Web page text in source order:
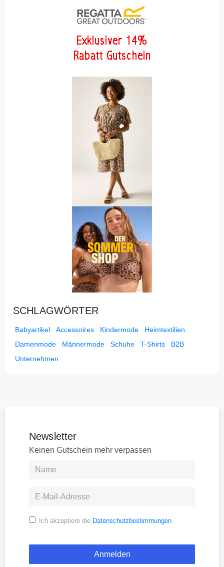
SCHLAGWÖRTER
Babyartikel Accessoires Kindermode
Heimtextilien
Damenmode
Männermode Schuhe T-Shirts
B2B
Unternehmen
Newsletter
Keinen Gutschein mehr verpassen
Ich akzeptiere die Datenschutzbestimmungen